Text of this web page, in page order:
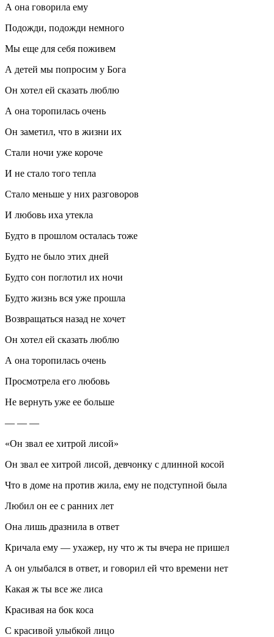
А она говорила ему
Подожди, подожди немного
Мы еще для себя поживем
А детей мы попросим у Бога
Он хотел ей сказать люблю
А она торопилась очень
Он заметил, что в жизни их
Стали ночи уже короче
И не стало того тепла
Стало меньше у них разговоров
И любовь иха утекла
Будто в прошлом осталась тоже
Будто не было этих дней
Будто сон поглотил их ночи
Будто жизнь вся уже прошла
Возвращаться назад не хочет
Он хотел ей сказать люблю
А она торопилась очень
Просмотрела его любовь
Не вернуть уже ее больше
— — —
«Он звал ее хитрой лисой»
Он звал ее хитрой лисой, девчонку с длинной косой
Что в доме на против жила, ему не подступной была
Любил он ее с ранних лет
Она лишь дразнила в ответ
Кричала ему — ухажер, ну что ж ты вчера не пришел
А он улыбался в ответ, и говорил ей что времени нет
Какая ж ты все же лиса
Красивая на бок коса
С красивой улыбкой лицо